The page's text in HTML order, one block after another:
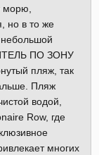
морю,
но в то же
небольшой
ПО ЗОНУ
пляж, так
Пляж
водой,
Row, где
многих